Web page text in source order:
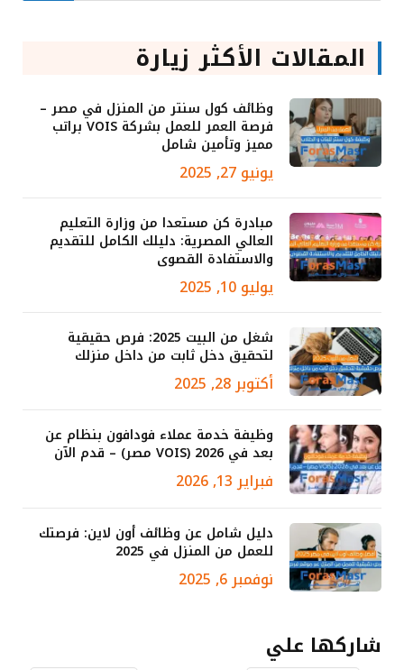
المقالات الأكثر زيارة
وظائف كول سنتر من المنزل في مصر –
فرصة العمر للعمل بشركة VOIS براتب
مميز وتأمين شامل
يونيو 27, 2025
مبادرة كن مستعدا من وزارة التعليم
العالي المصرية: دليلك الكامل للتقديم
والاستفادة القصوى
يوليو 10, 2025
شغل من البيت 2025: فرص حقيقية
لتحقيق دخل ثابت من داخل منزلك
أكتوبر 28, 2025
وظيفة خدمة عملاء فودافون بنظام عن
بعد في 2026 (VOIS مصر) – قدم الآن
فبراير 13, 2026
دليل شامل عن وظائف أون لاين: فرصتك
للعمل من المنزل في 2025
نوفمبر 6, 2025
شاركها علي